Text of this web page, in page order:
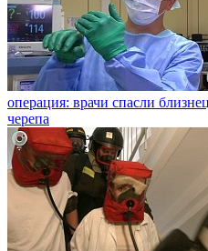
операция: врачи спасли
черепа